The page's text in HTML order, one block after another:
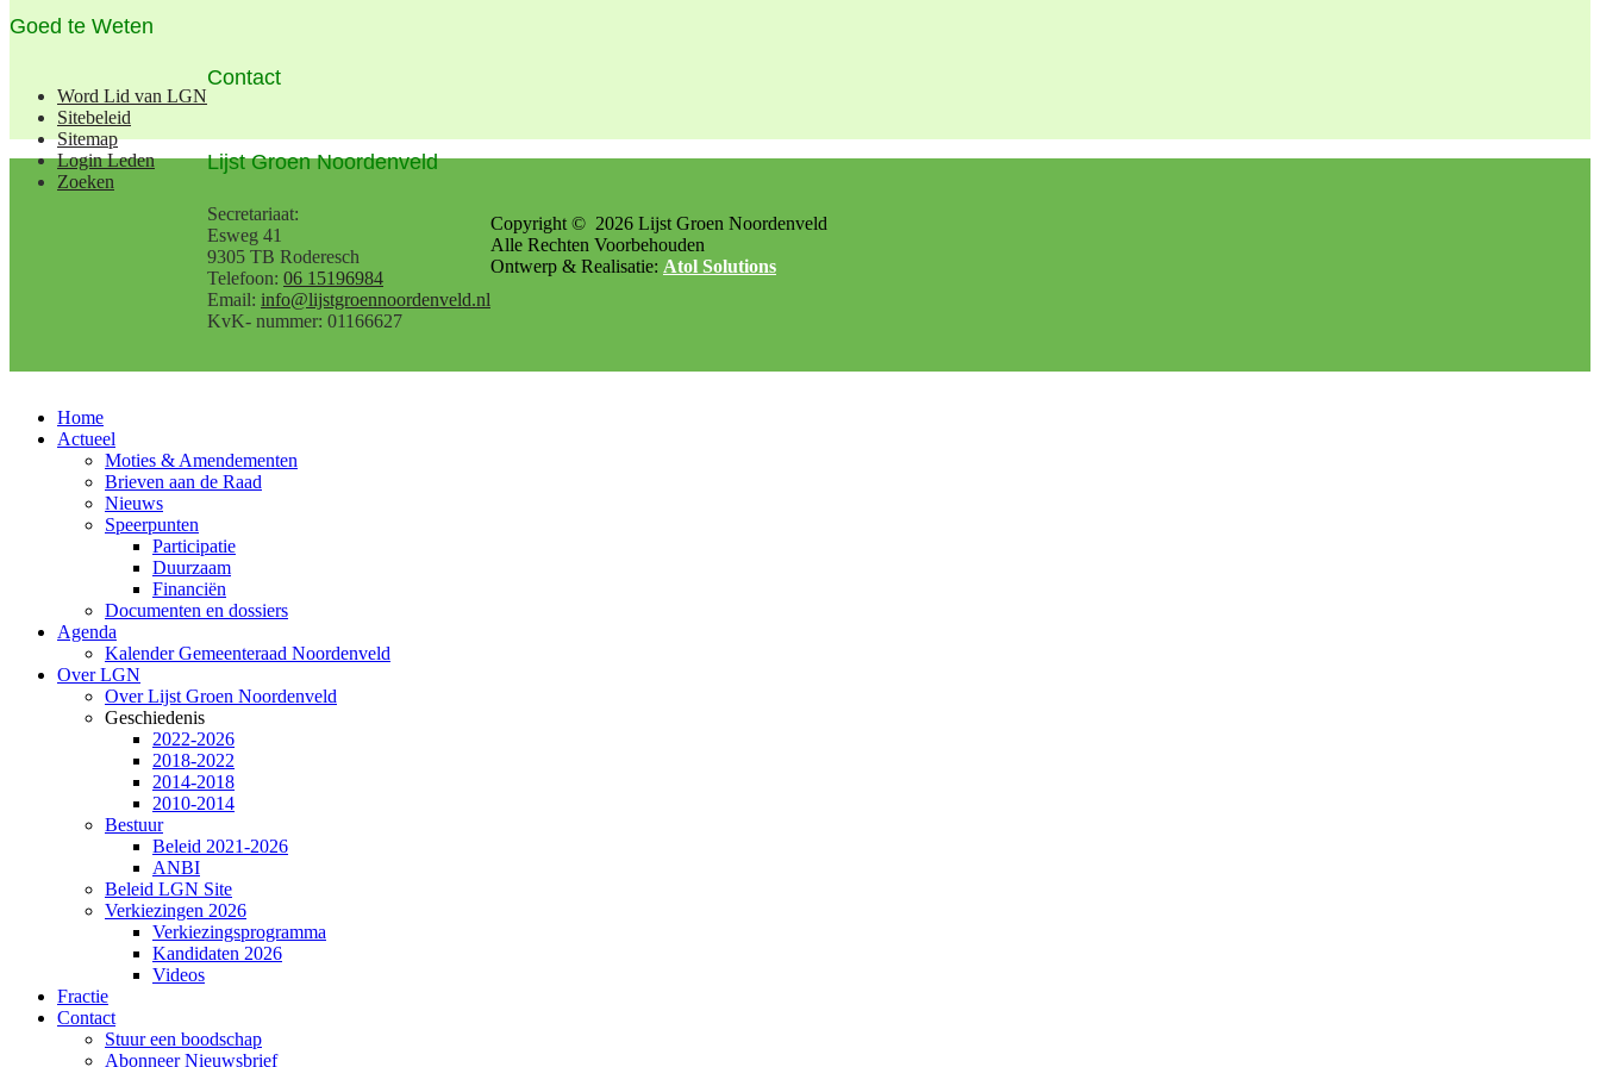
Goed te Weten
Word Lid van LGN
Sitebeleid
Sitemap
Login Leden
Zoeken
Contact
Lijst Groen Noordenveld
Secretariaat:
Esweg 41
9305 TB Roderesch
Telefoon: 06 15196984
Email: info@lijstgroennoordenveld.nl
KvK- nummer: 01166627
Copyright © 2026 Lijst Groen Noordenveld
Alle Rechten Voorbehouden
Ontwerp & Realisatie: Atol Solutions
Home
Actueel
Moties & Amendementen
Brieven aan de Raad
Nieuws
Speerpunten
Participatie
Duurzaam
Financiën
Documenten en dossiers
Agenda
Kalender Gemeenteraad Noordenveld
Over LGN
Over Lijst Groen Noordenveld
Geschiedenis
2022-2026
2018-2022
2014-2018
2010-2014
Bestuur
Beleid 2021-2026
ANBI
Beleid LGN Site
Verkiezingen 2026
Verkiezingsprogramma
Kandidaten 2026
Videos
Fractie
Contact
Stuur een boodschap
Abonneer Nieuwsbrief